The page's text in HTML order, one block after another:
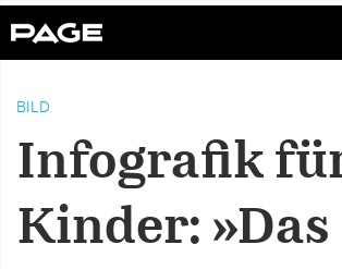
BILD
Infografik
Kinder: »Das